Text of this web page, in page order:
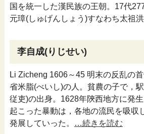
国を統一した漢民族の王朝。17代
元璋(しゅげんしょう)すなわち太祖洪
李自成(りじせい)
Li Zicheng 1606～45 明末の反乱の
省米脂(べいし)の人。貧農の子で，
従吏)の出身。1628年陝西地方に発
起こった暴動は，各地の流民を吸収
発展していった。
…続きを読む